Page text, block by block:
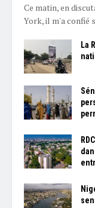
Ce matin, en
York, il m'a confié
La